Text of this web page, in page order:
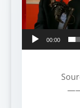
00:00